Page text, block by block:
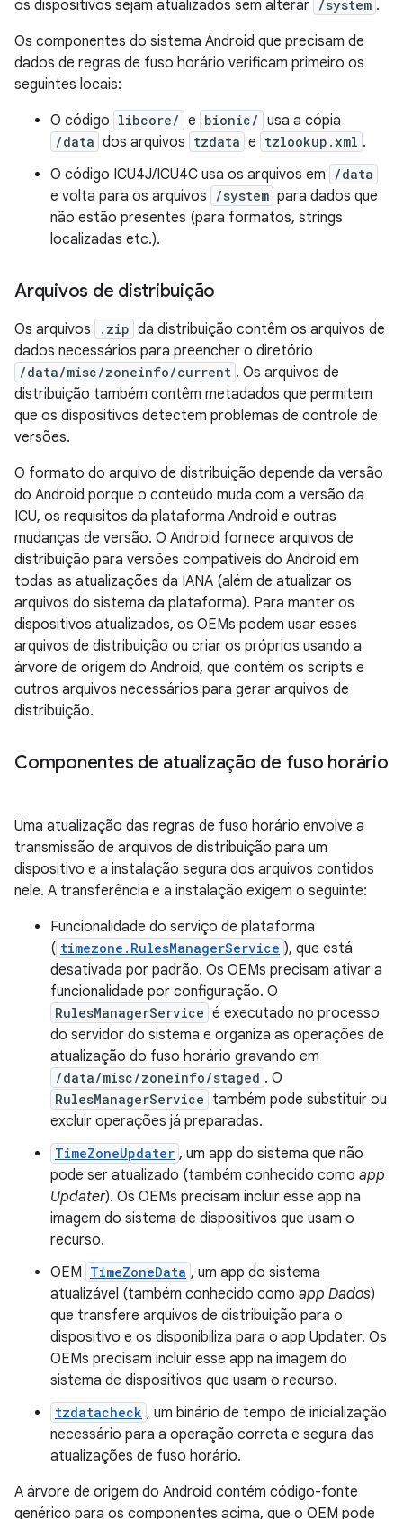
os dispositivos sejam atualizados sem alterar /system .
Os componentes do sistema Android que precisam de
dados de regras de fuso horário verificam primeiro os
seguintes locais:
O código libcore/ e bionic/ usa a cópia
/data dos arquivos tzdata e tzlookup.xml .
O código ICU4J/ICU4C usa os arquivos em
/data
e volta para os arquivos /system para dados que
não estão presentes (para formatos, strings
localizadas etc.).
Arquivos de distribuição
Os arquivos .zip da distribuição contêm os arquivos de
dados necessários para preencher o diretório
/data/misc/zoneinfo/current . Os arquivos de
distribuição também contêm metadados que permitem
que os dispositivos detectem problemas de controle de
versões.
O formato do arquivo de distribuição depende da versão
do Android porque o conteúdo muda com a versão da
ICU, os requisitos da plataforma Android e outras
mudanças de versão. O Android fornece arquivos de
distribuição para versões compatíveis do Android em
todas as atualizações da IANA (além de atualizar os
arquivos do sistema da plataforma). Para manter os
dispositivos atualizados, os OEMs podem usar esses
arquivos de distribuição ou criar os próprios usando a
árvore de origem do Android, que contém os scripts e
outros arquivos necessários para gerar arquivos de
distribuição.
Componentes de atualização de fuso horário
Uma atualização das regras de fuso horário envolve a
transmissão de arquivos de distribuição para um
dispositivo e a instalação segura dos arquivos contidos
nele. A transferência e a instalação exigem o seguinte:
Funcionalidade do serviço de plataforma
( timezone.RulesManagerService ), que está
desativada por padrão. Os OEMs precisam ativar a
funcionalidade por configuração. O
RulesManagerService é executado no processo
do servidor do sistema e organiza as operações de
atualização do fuso horário gravando em
/data/misc/zoneinfo/staged . O
RulesManagerService também pode substituir ou
excluir operações já preparadas.
TimeZoneUpdater , um app do sistema que não
pode ser atualizado (também conhecido como app
Updater). Os OEMs precisam incluir esse app na
imagem do sistema de dispositivos que usam o
recurso.
OEM TimeZoneData , um app do sistema
atualizável (também conhecido como app Dados)
que transfere arquivos de distribuição para o
dispositivo e os disponibiliza para o app Updater. Os
OEMs precisam incluir esse app na imagem do
sistema de dispositivos que usam o recurso.
tzdatacheck , um binário de tempo de inicialização
necessário para a operação correta e segura das
atualizações de fuso horário.
A árvore de origem do Android contém código-fonte
genérico para os componentes acima, que o OEM pode